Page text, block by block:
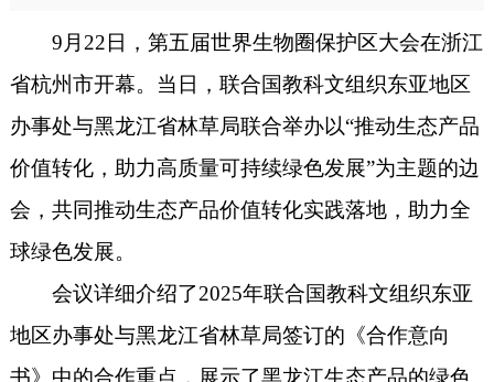
9月22日，第五届世界生物圈保护区大会在浙江
省杭州市开幕。当日，联合国教科文组织东亚地区
办事处与黑龙江省林草局联合举办以“推动生态产品
价值转化，助力高质量可持续绿色发展”为主题的边
会，共同推动生态产品价值转化实践落地，助力全
球绿色发展。
会议详细介绍了2025年联合国教科文组织东亚
地区办事处与黑龙江省林草局签订的《合作意向
书》中的合作重点，展示了黑龙江生态产品的绿色